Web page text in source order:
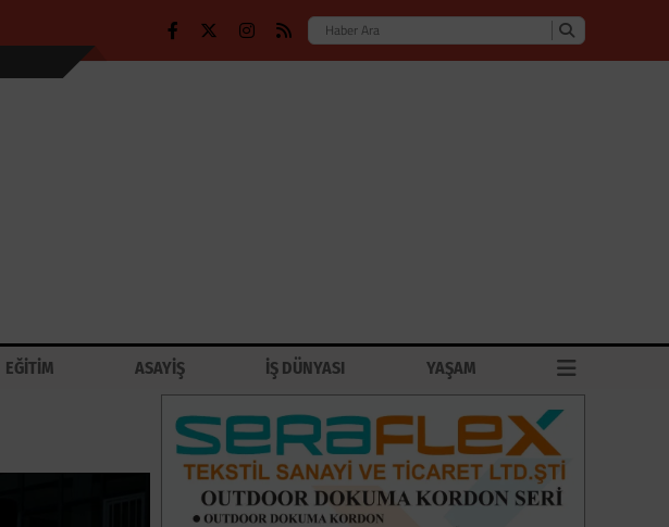
EĞİTİM ASAYİŞ İŞ DÜNYASI YAŞAM